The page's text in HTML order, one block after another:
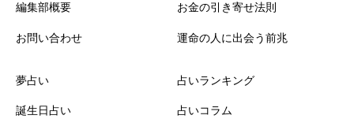
編集部概要
お問い合わせ
お金の引き寄せ法則
運命の人に出会う前兆
夢占い
誕生日占い
占いランキング
占いコラム